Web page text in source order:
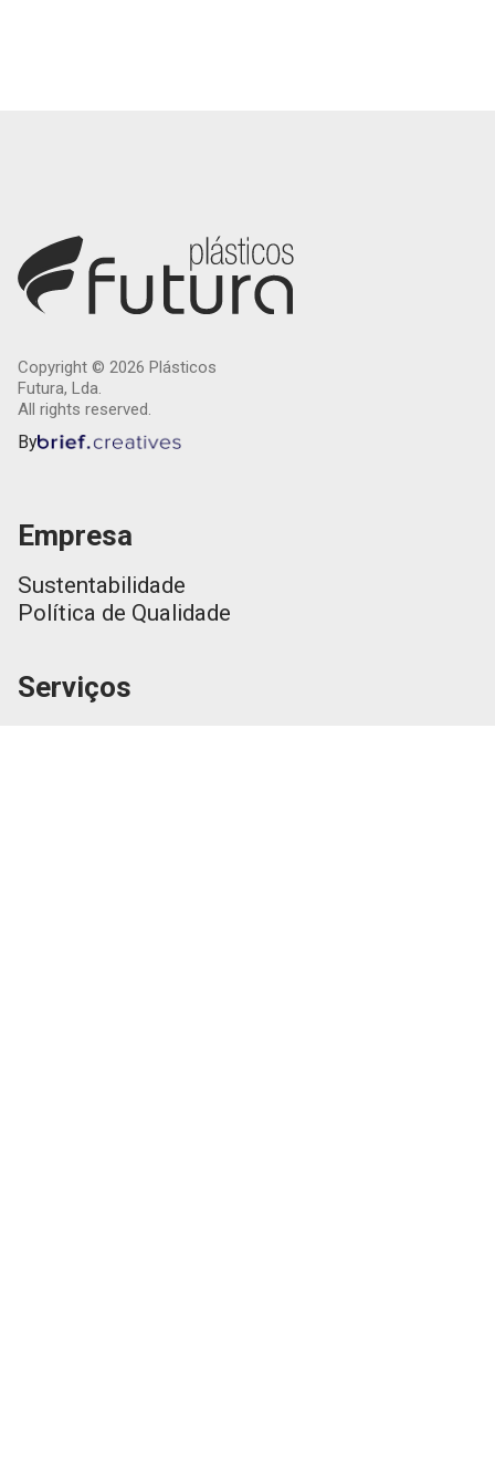
Copyright © 2026 Plásticos
Futura, Lda.
All rights reserved.
By
Empresa
Sustentabilidade
Política de Qualidade
Serviços